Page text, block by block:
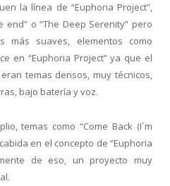
la línea de “Euphoria Project”,
end” o “The Deep Serenity” pero
más suaves, elementos como
en “Euphoria Project” ya que el
temas densos, muy técnicos,
bajo batería y voz.
temas como “Come Back (I´m
en el concepto de “Euphoria
de eso, un proyecto muy